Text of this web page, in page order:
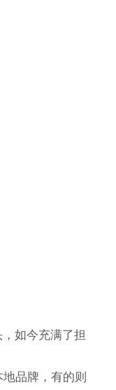
如今充满了担
品牌，有的则